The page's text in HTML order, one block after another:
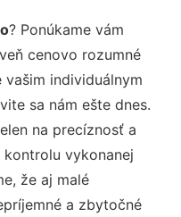
? Ponúkame vám
cenovo rozumné
individuálnym
sa nám ešte dnes.
na precíznosť a
vykonanej
že aj malé
a zbytočné